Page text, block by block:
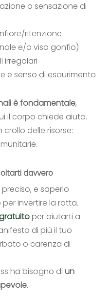
o sensazione di
ritenzione
e/o viso gonfio)
irregolari
e senso di esaurimento
è fondamentale,
il corpo chiede aiuto.
delle risorse:
davvero
e saperlo
invertire la rotta.
per aiutarti a
di più il tuo
o carenza di
ha bisogno di un
.